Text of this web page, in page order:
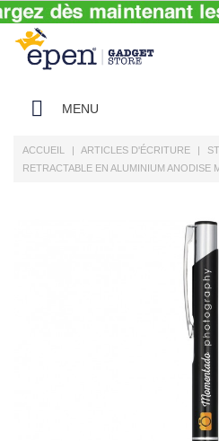
MENU
ACCUEIL ARTICLES D'ÉCRITURE
RETRACTABLE EN ALUMINIUM ANODISE